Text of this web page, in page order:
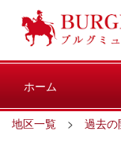
ホーム
地区一覧 > 過去